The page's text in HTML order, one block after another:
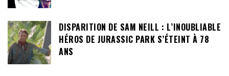
DISPARITION DE SAM NEILL : L’INOUBLIABLE
HÉROS DE JURASSIC PARK S’ÉTEINT À 78
ANS